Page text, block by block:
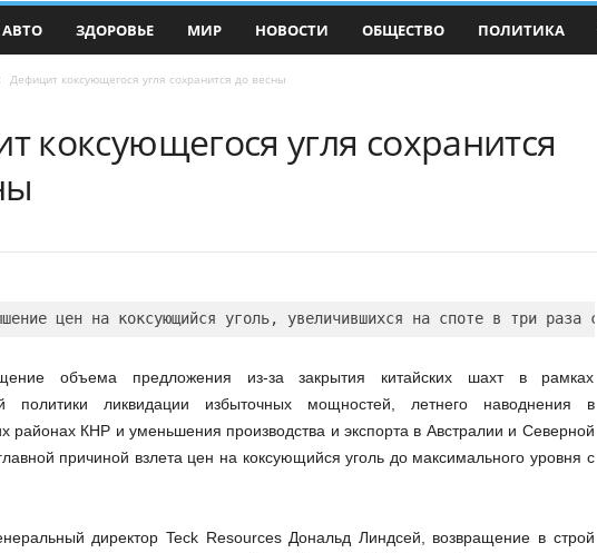
АВТО ЗДОРОВЬЕ МИР НОВОСТИ ОБЩЕСТВО ПОЛИТИКА
Дефицит коксующегося угля сохранится до весны
коксующегося угля сохранится
объема предложения из-за закрытия китайских шахт в рамках
политики ликвидации избыточных мощностей, летнего наводнения в
районах КНР и уменьшения производства и экспорта в Австралии и Северной
причиной взлета цен на коксующийся уголь до максимального уровня с
директор Teck Resources Дональд Линдсей, возвращение в строй